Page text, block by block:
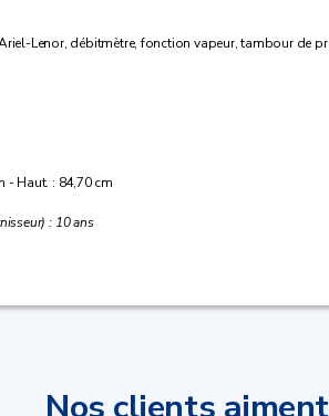
Lenor, débitmètre, fonction vapeur, tambour de
- Haut. : 84,70 cm
: 10 ans